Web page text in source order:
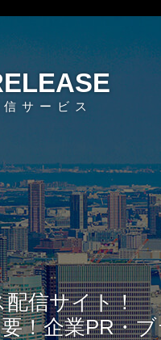
サービス
信サイト！
！企業PR・